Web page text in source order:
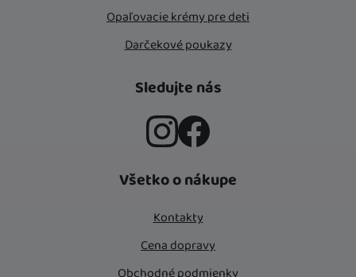
Opaľovacie krémy pre deti
Darčekové poukazy
Sledujte nás
Všetko o nákupe
Kontakty
Cena dopravy